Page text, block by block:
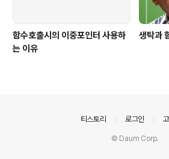
함수호출시의 이중포인터 사용하
는 이유
생탁과
티스토리 로그인
© Daum Corp.